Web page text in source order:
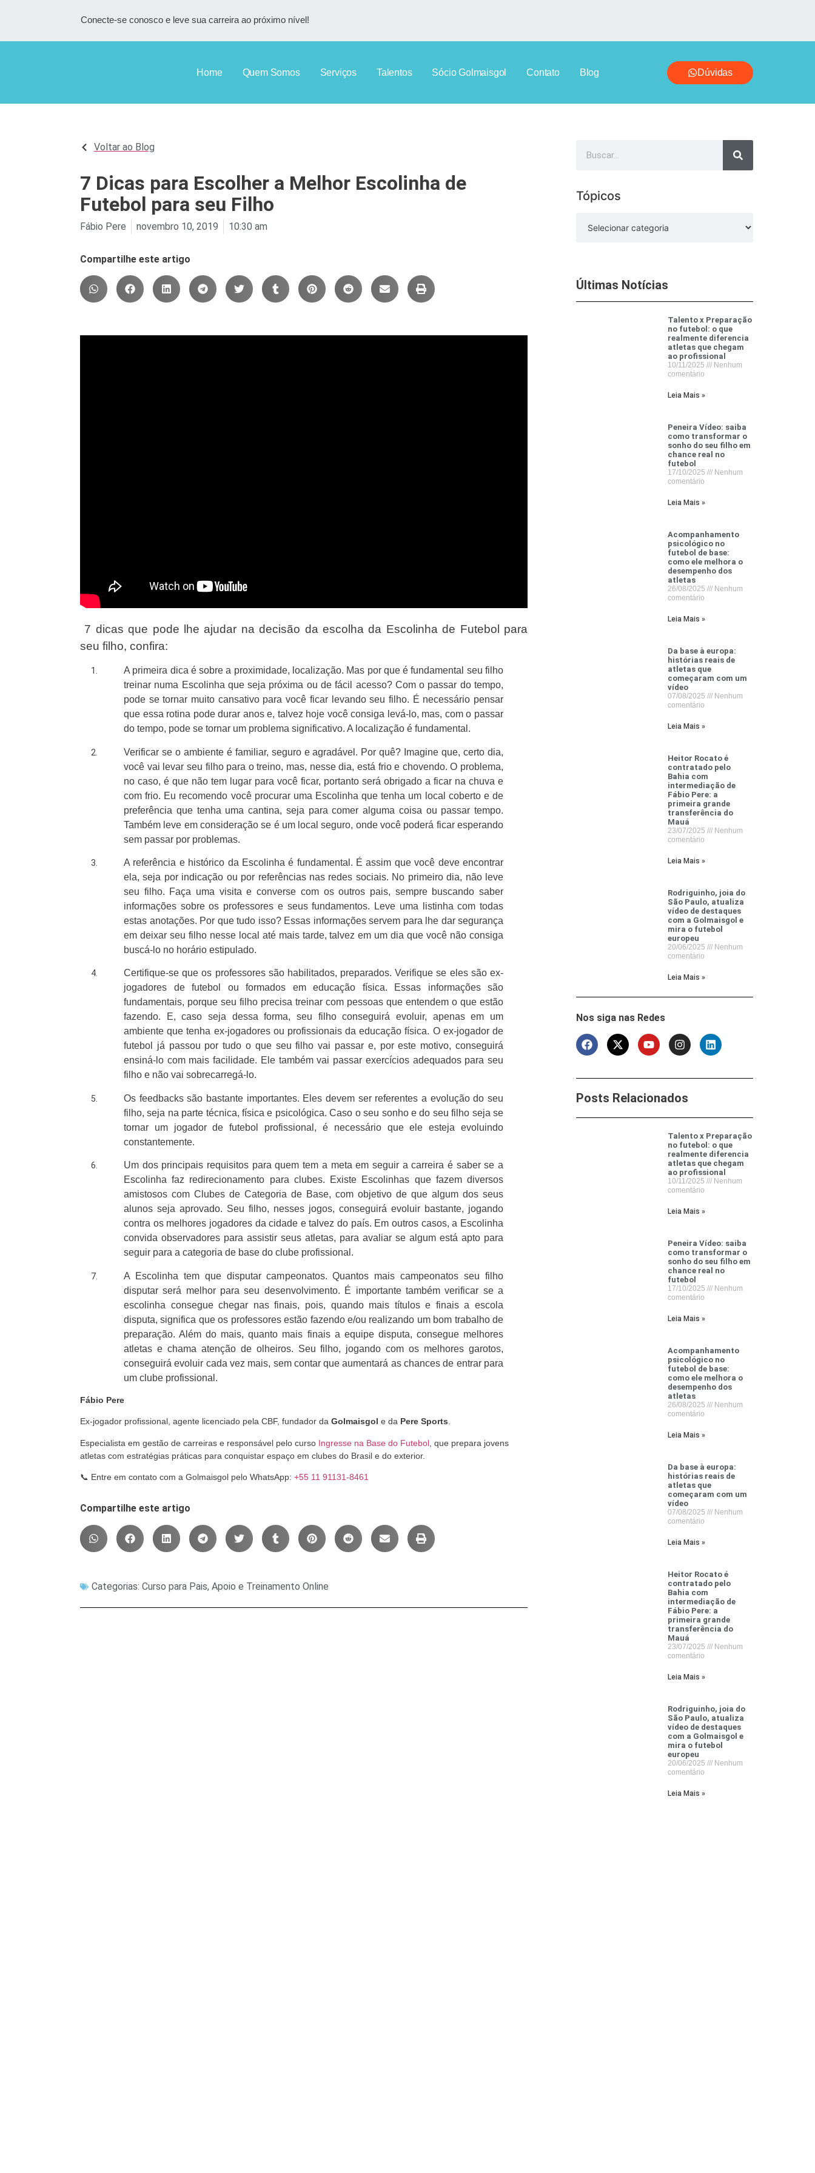
Conecte-se conosco e leve sua carreira ao próximo nível!
Home Quem Somos Serviços Talentos Sócio Golmaisgol Contato Blog Dúvidas
Voltar ao Blog
7 Dicas para Escolher a Melhor Escolinha de
Futebol para seu Filho
Fábio Pere novembro 10, 2019 10:30 am
Compartilhe este artigo
7 dicas que pode lhe ajudar na decisão da escolha da Escolinha de Futebol para
seu filho, confira:
A primeira dica é sobre a proximidade, localização. Mas por que é fundamental seu filho
treinar numa Escolinha que seja próxima ou de fácil acesso? Com o passar do tempo,
pode se tornar muito cansativo para você ficar levando seu filho. É necessário pensar
que essa rotina pode durar anos e, talvez hoje você consiga levá-lo, mas, com o passar
do tempo, pode se tornar um problema significativo. A localização é fundamental.
Verificar se o ambiente é familiar, seguro e agradável. Por quê? Imagine que, certo dia,
você vai levar seu filho para o treino, mas, nesse dia, está frio e chovendo. O problema,
no caso, é que não tem lugar para você ficar, portanto será obrigado a ficar na chuva e
com frio. Eu recomendo você procurar uma Escolinha que tenha um local coberto e de
preferência que tenha uma cantina, seja para comer alguma coisa ou passar tempo.
Também leve em consideração se é um local seguro, onde você poderá ficar esperando
sem passar por problemas.
A referência e histórico da Escolinha é fundamental. É assim que você deve encontrar
ela, seja por indicação ou por referências nas redes sociais. No primeiro dia, não leve
seu filho. Faça uma visita e converse com os outros pais, sempre buscando saber
informações sobre os professores e seus fundamentos. Leve uma listinha com todas
estas anotações. Por que tudo isso? Essas informações servem para lhe dar segurança
em deixar seu filho nesse local até mais tarde, talvez em um dia que você não consiga
buscá-lo no horário estipulado.
Certifique-se que os professores são habilitados, preparados. Verifique se eles são ex-
jogadores de futebol ou formados em educação física. Essas informações são
fundamentais, porque seu filho precisa treinar com pessoas que entendem o que estão
fazendo. E, caso seja dessa forma, seu filho conseguirá evoluir, apenas em um
ambiente que tenha ex-jogadores ou profissionais da educação física. O ex-jogador de
futebol já passou por tudo o que seu filho vai passar e, por este motivo, conseguirá
ensiná-lo com mais facilidade. Ele também vai passar exercícios adequados para seu
filho e não vai sobrecarregá-lo.
Os feedbacks são bastante importantes. Eles devem ser referentes a evolução do seu
filho, seja na parte técnica, física e psicológica. Caso o seu sonho e do seu filho seja se
tornar um jogador de futebol profissional, é necessário que ele esteja evoluindo
constantemente.
Um dos principais requisitos para quem tem a meta em seguir a carreira é saber se a
Escolinha faz redirecionamento para clubes. Existe Escolinhas que fazem diversos
amistosos com Clubes de Categoria de Base, com objetivo de que algum dos seus
alunos seja aprovado. Seu filho, nesses jogos, conseguirá evoluir bastante, jogando
contra os melhores jogadores da cidade e talvez do país. Em outros casos, a Escolinha
convida observadores para assistir seus atletas, para avaliar se algum está apto para
seguir para a categoria de base do clube profissional.
A Escolinha tem que disputar campeonatos. Quantos mais campeonatos seu filho
disputar será melhor para seu desenvolvimento. É importante também verificar se a
escolinha consegue chegar nas finais, pois, quando mais títulos e finais a escola
disputa, significa que os professores estão fazendo e/ou realizando um bom trabalho de
preparação. Além do mais, quanto mais finais a equipe disputa, consegue melhores
atletas e chama atenção de olheiros. Seu filho, jogando com os melhores garotos,
conseguirá evoluir cada vez mais, sem contar que aumentará as chances de entrar para
um clube profissional.
Fábio Pere
Ex-jogador profissional, agente licenciado pela CBF, fundador da Golmaisgol e da Pere Sports.
Especialista em gestão de carreiras e responsável pelo curso Ingresse na Base do Futebol , que prepara jovens
atletas com estratégias práticas para conquistar espaço em clubes do Brasil e do exterior.
📞 Entre em contato com a Golmaisgol pelo WhatsApp: +55 11 91131-8461
Compartilhe este artigo
Categorias: Curso para Pais, Apoio e Treinamento Online
Tópicos
Últimas Notícias
Talento x Preparação
no futebol: o que
realmente diferencia
atletas que chegam
ao profissional
10/11/2025
Nenhum
comentário
Leia Mais »
Peneira Vídeo: saiba
como transformar o
sonho do seu filho em
chance real no
futebol
17/10/2025
Nenhum
comentário
Leia Mais »
Acompanhamento
psicológico no
futebol de base:
como ele melhora o
desempenho dos
atletas
26/08/2025
Nenhum
comentário
Leia Mais »
Da base à europa:
histórias reais de
atletas que
começaram com um
vídeo
07/08/2025
Nenhum
comentário
Leia Mais »
Heitor Rocato é
contratado pelo
Bahia com
intermediação de
Fábio Pere: a
primeira grande
transferência do
Mauá
23/07/2025
Nenhum
comentário
Leia Mais »
Rodriguinho, joia do
São Paulo, atualiza
vídeo de destaques
com a Golmaisgol e
mira o futebol
europeu
20/06/2025
Nenhum
comentário
Leia Mais »
Nos siga nas Redes
Posts Relacionados
Talento x Preparação
no futebol: o que
realmente diferencia
atletas que chegam
ao profissional
10/11/2025
Nenhum
comentário
Leia Mais »
Peneira Vídeo: saiba
como transformar o
sonho do seu filho em
chance real no
futebol
17/10/2025
Nenhum
comentário
Leia Mais »
Acompanhamento
psicológico no
futebol de base:
como ele melhora o
desempenho dos
atletas
26/08/2025
Nenhum
comentário
Leia Mais »
Da base à europa:
histórias reais de
atletas que
começaram com um
vídeo
07/08/2025
Nenhum
comentário
Leia Mais »
Heitor Rocato é
contratado pelo
Bahia com
intermediação de
Fábio Pere: a
primeira grande
transferência do
Mauá
23/07/2025
Nenhum
comentário
Leia Mais »
Rodriguinho, joia do
São Paulo, atualiza
vídeo de destaques
com a Golmaisgol e
mira o futebol
europeu
20/06/2025
Nenhum
comentário
Leia Mais »